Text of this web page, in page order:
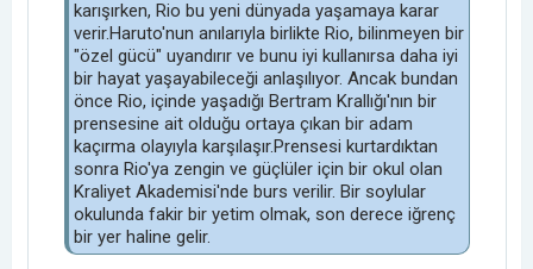
karışırken, Rio bu yeni dünyada yaşamaya karar
verir.Haruto'nun anılarıyla birlikte Rio, bilinmeyen bir
"özel gücü" uyandırır ve bunu iyi kullanırsa daha iyi
bir hayat yaşayabileceği anlaşılıyor. Ancak bundan
önce Rio, içinde yaşadığı Bertram Krallığı'nın bir
prensesine ait olduğu ortaya çıkan bir adam
kaçırma olayıyla karşılaşır.Prensesi kurtardıktan
sonra Rio'ya zengin ve güçlüler için bir okul olan
Kraliyet Akademisi'nde burs verilir. Bir soylular
okulunda fakir bir yetim olmak, son derece iğrenç
bir yer haline gelir.